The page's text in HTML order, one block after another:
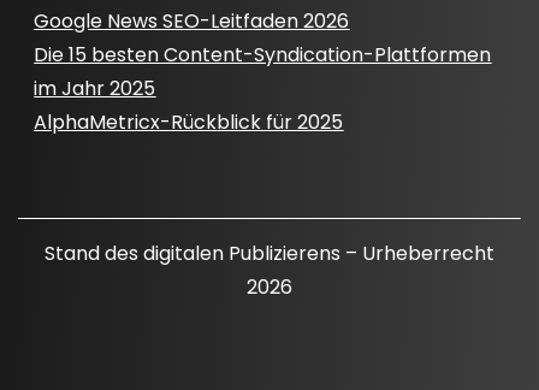
Google News SEO-Leitfaden 2026
Die 15 besten Content-Syndication-Plattformen
im Jahr 2025
AlphaMetricx-Rückblick für 2025
Stand des digitalen Publizierens – Urheberrecht
2026